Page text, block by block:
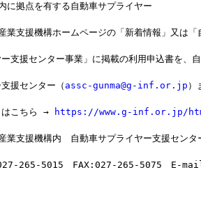
に拠点を有する自動車サプライヤー
業支援機構ホームページの「新着情報」又は「
ター事業」に掲載の利用申込書を、自
ンター（ assc-gunma@g-inf.or.jp ）
ちら → https://www.g-inf.or.jp/
業支援機構内　自動車サプライヤー支援センタ
5015　FAX:027-265-5075　E-